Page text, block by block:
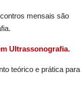
mensais são
Ultrassonografia.
teórico e prática para